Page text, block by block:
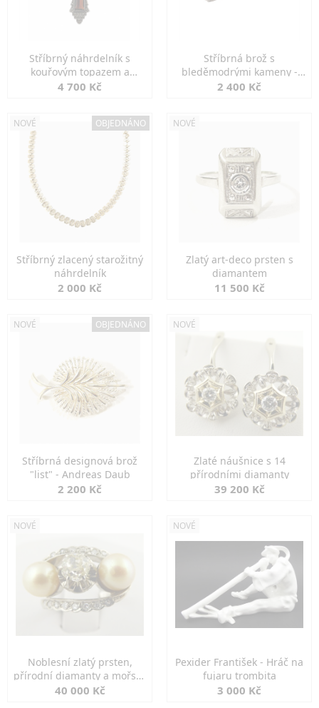
Stříbrný náhrdelník s
kouřovým topazem a
markazity
4 700 Kč
Stříbrná brož s
bleděmodrými kameny -
jemná elegance
2 400 Kč
NOVÉ OBJEDNÁNO
Stříbrný zlacený starožitný
náhrdelník
2 000 Kč
NOVÉ
Zlatý art-deco prsten s
diamantem
11 500 Kč
NOVÉ OBJEDNÁNO
Stříbrná designová brož
"list" - Andreas Daub
2 200 Kč
NOVÉ
Zlaté náušnice s 14
přírodními diamanty
39 200 Kč
NOVÉ
Noblesní zlatý prsten,
přírodní diamanty a mořské
perly
40 000 Kč
NOVÉ
Pexider František - Hráč na
fujaru trombita
3 000 Kč